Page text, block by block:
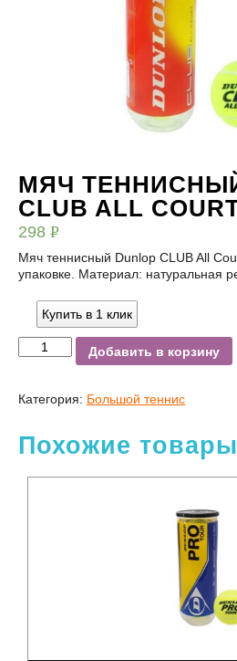
МЯЧ ТЕННИСНЫЙ
CLUB ALL
298 Р
Мяч теннисный Dunlop CLUB All
упаковке. Материал: натуральная
Купить в 1 клик
Добавить в корзину
Категория: Большой теннис
Похожие товары